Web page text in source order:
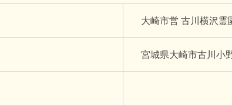
大崎市営 古川横沢霊
宮城県大崎市古川小